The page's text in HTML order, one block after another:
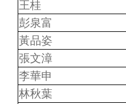
王桂
彭泉富
黃品姿
張文漳
李華申
林秋葉